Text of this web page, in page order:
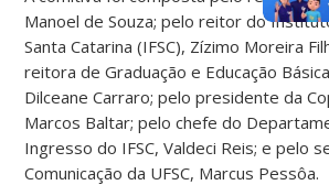
Manoel de Souza; pelo reitor do
Santa Catarina (IFSC), Zízimo Moreira
reitora de Graduação e Educação
Dilceane Carraro; pelo presidente da
Marcos Baltar; pelo chefe do
Ingresso do IFSC, Valdeci Reis; e pelo
Comunicação da UFSC, Marcus Pessôa.